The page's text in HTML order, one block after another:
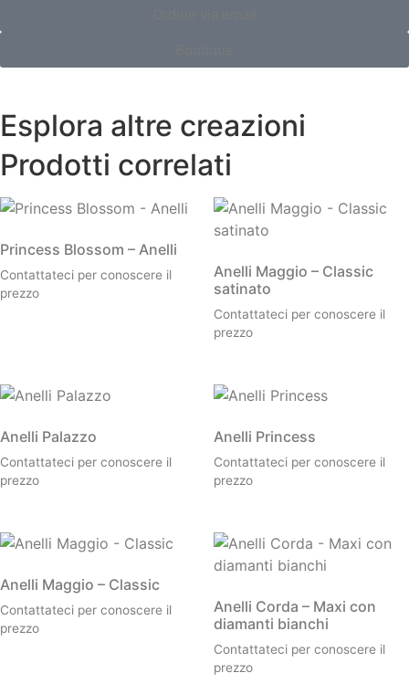
Esplora altre creazioni
Prodotti correlati
Princess Blossom – Anelli
Contattateci per conoscere il
prezzo
Anelli Maggio – Classic
satinato
Contattateci per conoscere il
prezzo
Anelli Palazzo
Contattateci per conoscere il
prezzo
Anelli Princess
Contattateci per conoscere il
prezzo
Anelli Maggio – Classic
Contattateci per conoscere il
prezzo
Anelli Corda – Maxi con
diamanti bianchi
Contattateci per conoscere il
prezzo